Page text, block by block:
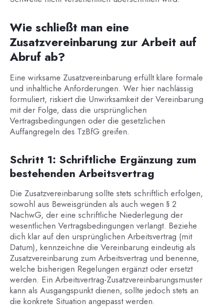
Wie schließt man eine
Zusatzvereinbarung zur Arbeit auf
Abruf ab?
Eine wirksame Zusatzvereinbarung erfüllt klare formale
und inhaltliche Anforderungen. Wer hier nachlässig
formuliert, riskiert die Unwirksamkeit der Vereinbarung
mit der Folge, dass die ursprünglichen
Vertragsbedingungen oder die gesetzlichen
Auffangregeln des TzBfG greifen.
Schritt 1: Schriftliche Ergänzung zum
bestehenden Arbeitsvertrag
Die Zusatzvereinbarung sollte stets schriftlich erfolgen,
sowohl aus Beweisgründen als auch wegen § 2
NachwG, der eine schriftliche Niederlegung der
wesentlichen Vertragsbedingungen verlangt. Beziehe
dich klar auf den ursprünglichen Arbeitsvertrag (mit
Datum), kennzeichne die Vereinbarung eindeutig als
Zusatzvereinbarung zum Arbeitsvertrag und benenne,
welche bisherigen Regelungen ergänzt oder ersetzt
werden. Ein Arbeitsvertrag-Zusatzvereinbarungsmuster
kann als Ausgangspunkt dienen, sollte jedoch stets an
die konkrete Situation angepasst werden.